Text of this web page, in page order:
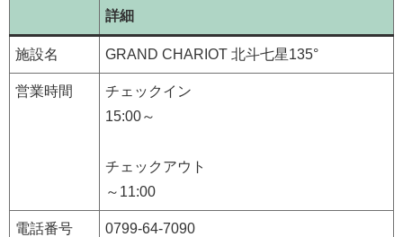
詳細
施設名 GRAND CHARIOT 北斗七星135°
営業時間
チェックイン
15:00～
チェックアウト
～11:00
電話番号 0799-64-7090